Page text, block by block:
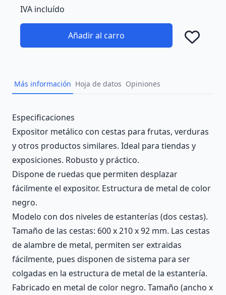
IVA incluído
Añadir al carro
Más información Hoja de datos Opiniones
Description
Especificaciones
Expositor metálico con cestas para frutas, verduras
y otros productos similares. Ideal para tiendas y
exposiciones. Robusto y práctico.
Dispone de ruedas que permiten desplazar
fácilmente el expositor. Estructura de metal de color
negro.
Modelo con dos niveles de estanterías (dos cestas).
Tamaño de las cestas: 600 x 210 x 92 mm. Las cestas
de alambre de metal, permiten ser extraidas
fácilmente, pues disponen de sistema para ser
colgadas en la estructura de metal de la estantería.
Fabricado en metal de color negro. Tamaño (ancho x